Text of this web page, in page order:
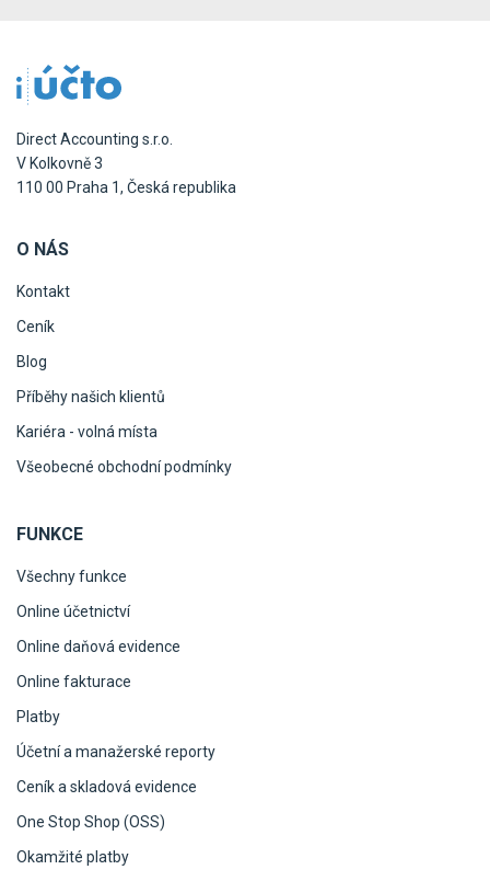
Direct Accounting s.r.o.
V Kolkovně 3
110 00 Praha 1, Česká republika
O NÁS
Kontakt
Ceník
Blog
Příběhy našich klientů
Kariéra - volná místa
Všeobecné obchodní podmínky
FUNKCE
Všechny funkce
Online účetnictví
Online daňová evidence
Online fakturace
Platby
Účetní a manažerské reporty
Ceník a skladová evidence
One Stop Shop (OSS)
Okamžité platby